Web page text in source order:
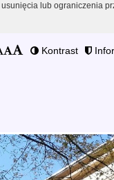
usunięcia lub ograniczenia
Kontrast